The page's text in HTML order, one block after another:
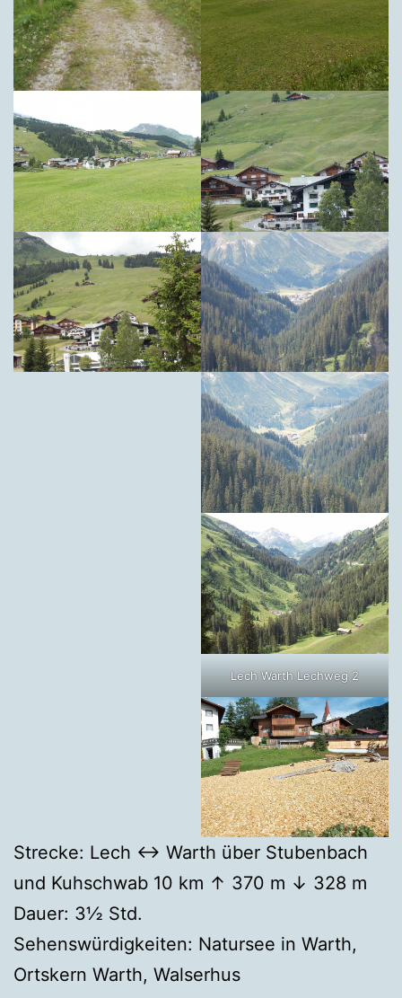
Lech Warth Lechweg 2
Strecke: Lech ↔ Warth über Stubenbach
und Kuhschwab 10 km ↑ 370 m ↓ 328 m
Dauer: 3½ Std.
Sehenswürdigkeiten: Natursee in Warth,
Ortskern Warth, Walserhus